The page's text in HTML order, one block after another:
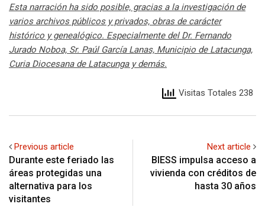
Esta narración ha sido posible, gracias a la investigación de
varios archivos públicos y privados, obras de carácter
histórico y genealógico. Especialmente del Dr. Fernando
Jurado Noboa, Sr. Paúl García Lanas, Municipio de Latacunga,
Curia Diocesana de Latacunga y demás.
Visitas Totales 238
Previous article
Durante este feriado las
áreas protegidas una
alternativa para los
visitantes
Next article
BIESS impulsa acceso a
vivienda con créditos de
hasta 30 años